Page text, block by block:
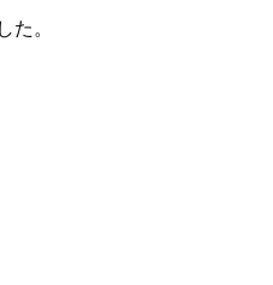
。